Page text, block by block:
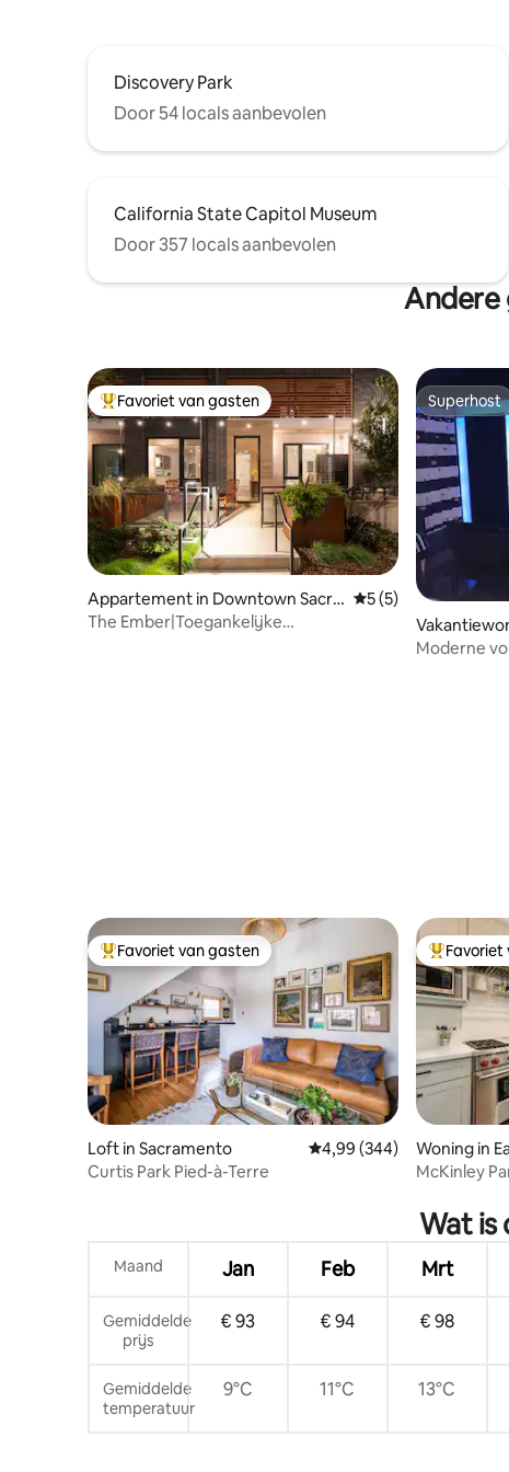
Discovery Park
Door 54 locals aanbevolen
California State Capitol Museum
Door 357 locals aanbevolen
Andere
Topfavoriet van gasten
Favoriet van gasten
Appartement in Downtown Sacra
mento
Gemiddelde
5 (5)
The Ember|Toegankelijke
Superhost
Superhost
amento
Moderne
Topfavoriet van gasten
Favoriet van gasten
Loft in Sacramento Gemiddelde beoordeling
4,99 (344)
Curtis Park Pied-à-Terre
Favoriet
Woning in
McKinley
Wat is
Maand Jan Feb Mrt
Gemiddelde
prijs
€ 93 € 94 € 98
Gemiddelde
temperatuur
9°C 11°C 13°C